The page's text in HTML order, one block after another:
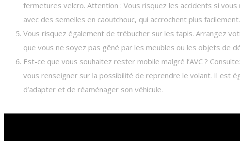
fermetures velcro. Attention : Vous risquez les accidents si
avec des semelles en caoutchouc, qui accrochent plus facilement.
Vous risquez également de trébucher sur les tapis. Arrangez
que vous ne soyez pas gêné par les meubles ou les objets de
Est-ce que vous souhaitez rester mobile malgré l’AVC ?
vous renseigner sur la possibilité de reprendre le volant. Il est
d’adapter et de réaménager son véhicule.